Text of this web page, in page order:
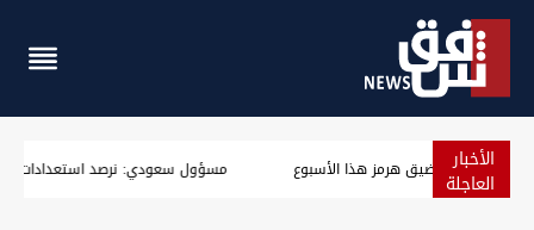
الأخبار
العاجلة "كليبر": 6 ناقلات نفط خام فقط غادرت مضيق هرمز هذا الأسبوع